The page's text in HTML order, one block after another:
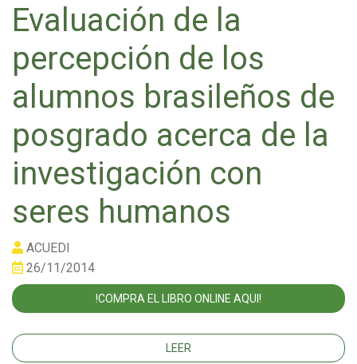
Evaluación de la
percepción de los
alumnos brasileños de
posgrado acerca de la
investigación con
seres humanos
ACUEDI
26/11/2014
!COMPRA EL LIBRO ONLINE AQUI!
LEER